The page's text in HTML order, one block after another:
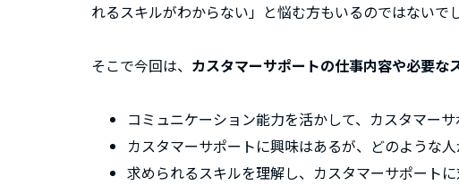
れるスキルがわからない」と悩む方もいるのではないで
そこで今回は、 カスタマーサポートの仕事内容や必要な
コミュニケーション能力を活かして、カスタマー
カスタマーサポートに興味はあるが、どのような
求められるスキルを理解し、カスタマーサポート